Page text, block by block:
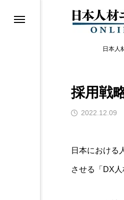
日本人
採用戦
2022.12.09
日本における
させる「DX